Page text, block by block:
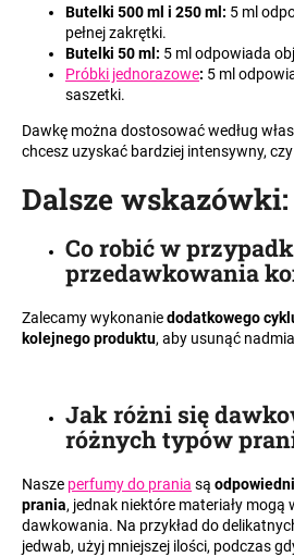
Butelki 500 ml i 250 ml: 5 ml
pełnej zakrętki.
Butelki 50 ml: 5 ml odpowiada
Próbki jednorazowe: 5 ml
saszetki.
Dawkę można dostosować według
chcesz uzyskać bardziej intensywny,
Dalsze wskazówki:
Co robić w
przedawkowania
Zalecamy wykonaniedodatkowego
kolejnego produktu, aby usunąć
Jak różni się
różnych typów
Nasze perfumy do prania są
prania, jednak niektóre materiały
dawkowania. Na przykład do
jedwab, użyj mniejszej ilości, podczas
z
?
SZUKAJ
P
a
m
y